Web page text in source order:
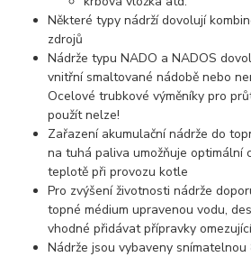
Některé typy nádrží dovolují
zdrojů
Nádrže typu NADO a NADOS
vnitřní smaltované nádobě nebo
Ocelové trubkové výměníky pro
použít nelze!
Zařazení akumulační nádrže do
na tuhá paliva umožňuje optimální
teplotě při provozu kotle
Pro zvýšení životnosti nádrže
topné médium upravenou vodu,
vhodné přidávat přípravky
Nádrže jsou vybaveny